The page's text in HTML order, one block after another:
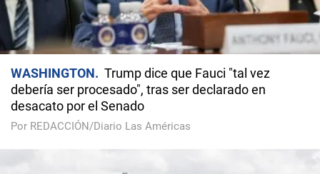
WASHINGTON
Trump dice que Fauci "tal vez
debería ser procesado", tras ser declarado en
desacato por el Senado
Por REDACCIÓN/Diario Las Américas